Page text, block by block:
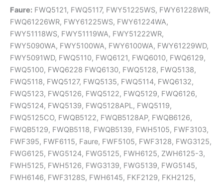
Faure: FWQ5121, FWQ5117, FWY51225WS, FWY61228WR,
FWQ61226WR, FWY61225WS, FWY61224WA,
FWY51118WS, FWY51119WA, FWY51222WR,
FWY5090WA, FWY5100WA, FWY6100WA, FWY61229WD,
FWY5091WD, FWQ5110, FWQ6121, FWQ6010, FWQ6129,
FWQ5100, FWQ6228 FWQ6130, FWQ5128, FWQ5138,
FWQ5118, FWQ5127, FWQ5135, FWQ5114, FWQ6132,
FWQ5123, FWQ5126, FWQ5122, FWQ5129, FWQ6126,
FWQ5124, FWQ5139, FWQ5128APL, FWQ5119,
FWQ5125CO, FWQB5122, FWQB5128AP, FWQB6126,
FWQB5129, FWQB5118, FWQB5139, FWH5105, FWF3103,
FWF395, FWF6115, Faure, FWF5105, FWF3128, FWG3125,
FWG6125, FWG5124, FWG5125, FWH6125, ZWH6125-3,
FWH5125, FWH5126, FWG3139, FWG5139, FWG5145,
FWH6146, FWF3128S, FWH6145, FKF2129, FKH2125,